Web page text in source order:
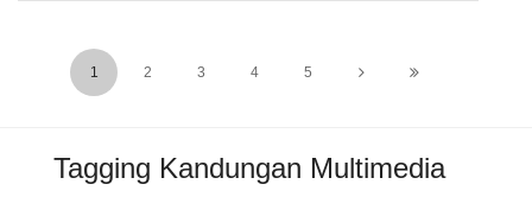
1 2 3 4 5
Tagging Kandungan Multimedia